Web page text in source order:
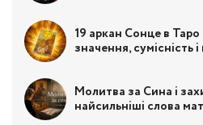
19 аркан Сонце в
значення, сумісність
Молитва за Сина і
найсильніші слова